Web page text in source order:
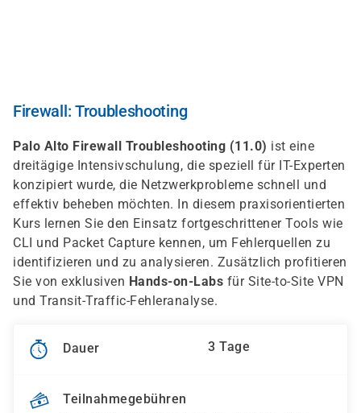
Firewall: Troubleshooting
Palo Alto Firewall Troubleshooting (11.0) ist eine
dreitägige Intensivschulung, die speziell für IT-Experten
konzipiert wurde, die Netzwerkprobleme schnell und
effektiv beheben möchten. In diesem praxisorientierten
Kurs lernen Sie den Einsatz fortgeschrittener Tools wie
CLI und Packet Capture kennen, um Fehlerquellen zu
identifizieren und zu analysieren. Zusätzlich profitieren
Sie von exklusiven Hands-on-Labs für Site-to-Site VPN
und Transit-Traffic-Fehleranalyse.
Dauer 3 Tage
Teilnahmegebühren